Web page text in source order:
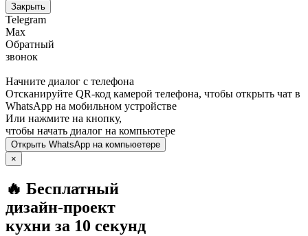
Закрыть
Telegram
Max
Обратный
звонок
Начните диалог с телефона
Отсканируйте QR-код камерой телефона, чтобы открыть чат в
WhatsApp на мобильном устройстве
Или нажмите на кнопку,
чтобы начать диалог на компьютере
Открыть WhatsApp на компьюетере
×
🔥 Бесплатный
дизайн-проект
кухни за 10 секунд